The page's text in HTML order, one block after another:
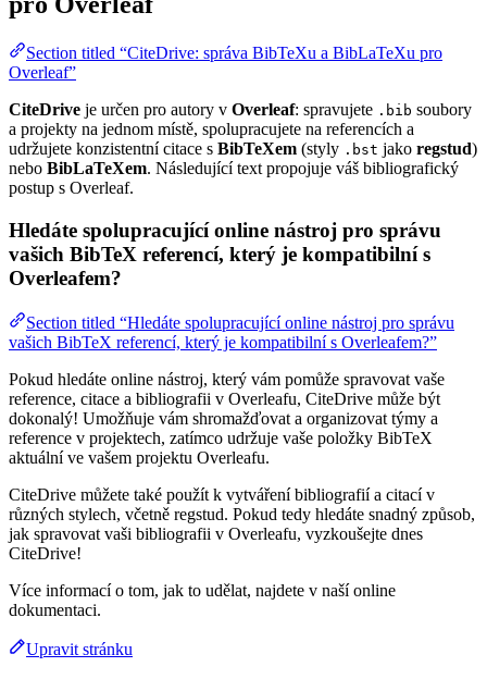
Section titled “CiteDrive: správa BibTeXu a BibLaTeXu pro
Overleaf”
CiteDrive je určen pro autory v Overleaf: spravujete .bib soubory
a projekty na jednom místě, spolupracujete na referencích a
udržujete konzistentní citace s BibTeXem (styly .bst jako regstud)
nebo BibLaTeXem. Následující text propojuje váš bibliografický
postup s Overleaf.
Hledáte spolupracující online nástroj pro správu
vašich BibTeX referencí, který je kompatibilní s
Overleafem?
Section titled “Hledáte spolupracující online nástroj pro správu
vašich BibTeX referencí, který je kompatibilní s Overleafem?”
Pokud hledáte online nástroj, který vám pomůže spravovat vaše
reference, citace a bibliografii v Overleafu, CiteDrive může být
dokonalý! Umožňuje vám shromažďovat a organizovat týmy a
reference v projektech, zatímco udržuje vaše položky BibTeX
aktuální ve vašem projektu Overleafu.
CiteDrive můžete také použít k vytváření bibliografií a citací v
různých stylech, včetně regstud. Pokud tedy hledáte snadný způsob,
jak spravovat vaši bibliografii v Overleafu, vyzkoušejte dnes
CiteDrive!
Více informací o tom, jak to udělat, najdete v naší online
dokumentaci.
Upravit stránku